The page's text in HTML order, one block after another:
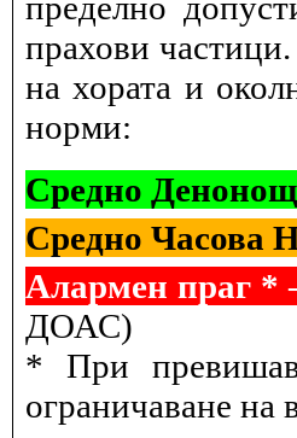
прахови
на хората и
норми:
Средно
Средно Часова
Алармен праг *
ДОАС)
* При
ограничаване на